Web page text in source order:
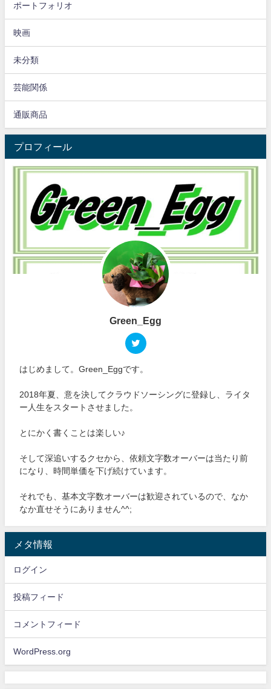
ポートフォリオ
映画
未分類
芸能関係
通販商品
プロフィール
Green_Egg
はじめまして。Green_Eggです。
2018年夏、意を決してクラウドソーシングに登録し、ライタ
ー人生をスタートさせました。
とにかく書くことは楽しい♪
そして深追いするクセから、依頼文字数オーバーは当たり前
になり、時間単価を下げ続けています。
それでも、基本文字数オーバーは歓迎されているので、なか
なか直せそうにありません^^;
メタ情報
ログイン
投稿フィード
コメントフィード
WordPress.org